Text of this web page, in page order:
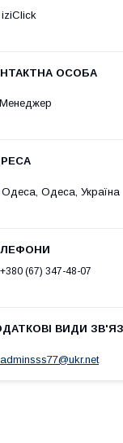
iziClick
Менеджер
Одеса, Одеса, Україна
+380 (67) 347-48-07
adminsss77@ukr.net